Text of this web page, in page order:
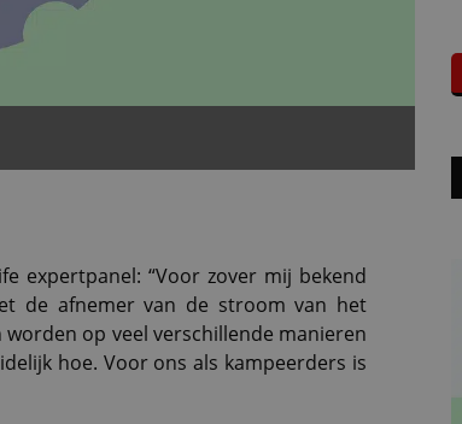
expertpanel: “Voor zover mij bekend
de afnemer van de stroom van het
op veel verschillende manieren
hoe. Voor ons als kampeerders is